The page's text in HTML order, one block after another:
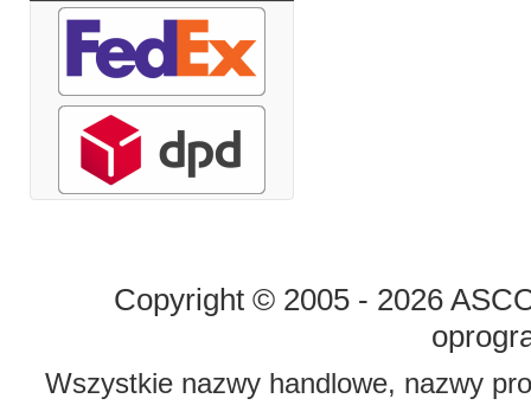
Copyright © 2005 - 2026
Wszystkie nazwy handlowe, nazwy